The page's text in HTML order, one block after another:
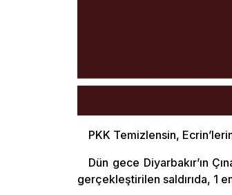
PKK Temizlensin,
Dün gece Diyarbakır’ın
gerçekleştirilen saldırıda, 1